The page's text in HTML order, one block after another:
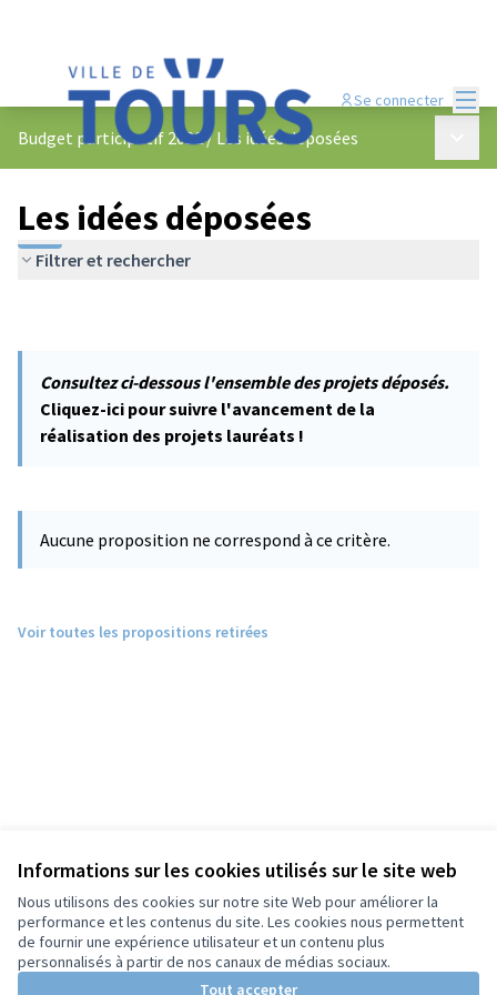
Informations sur les cookies utilisés sur le site web
Nous utilisons des cookies sur notre site Web pour améliorer la
performance et les contenus du site. Les cookies nous permettent
de fournir une expérience utilisateur et un contenu plus
personnalisés à partir de nos canaux de médias sociaux.
Tout accepter
Se connecter
Budget participatif 2022/ Les idées déposées
Les idées déposées
Filtrer et rechercher
Consultez ci-dessous l'ensemble des projets déposés.
Cliquez-ici pour suivre l'avancement de la
réalisation des projets lauréats !
Aucune proposition ne correspond à ce critère.
Voir toutes les propositions retirées